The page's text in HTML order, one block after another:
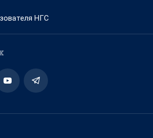
НГС